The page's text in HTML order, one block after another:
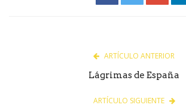
ARTÍCULO ANTERIOR
Lágrimas de España
ARTÍCULO SIGUIENTE